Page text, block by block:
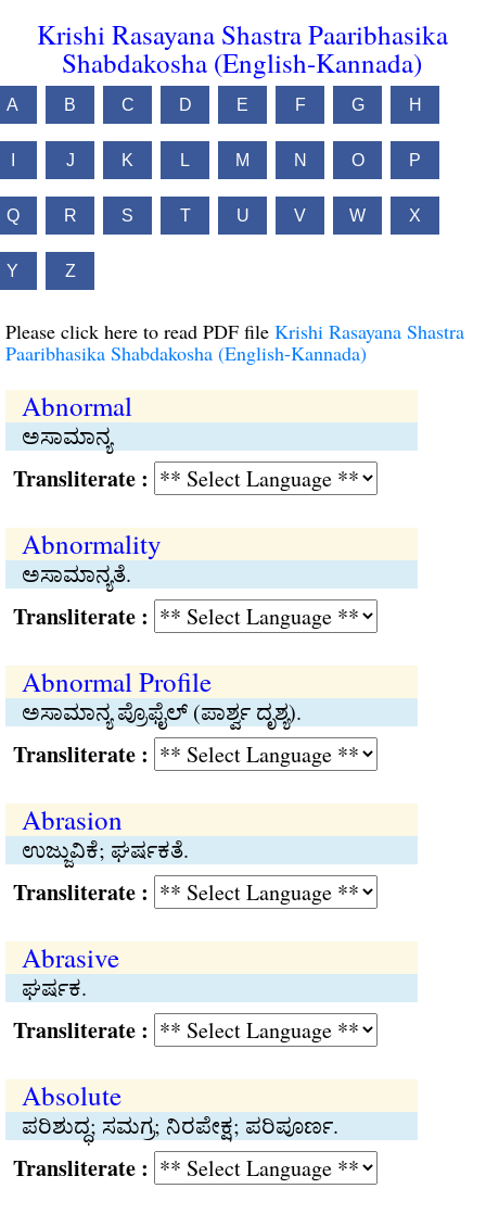
Krishi Rasayana Shastra Paaribhasika
Shabdakosha (English-Kannada)
A B C D E F G H
J K L M N O P
Q R S T U V W X
Y Z
Please click here to read PDF file Krishi Rasayana Shastra
Paaribhasika Shabdakosha (English-Kannada)
Abnormal
ಅಸಾಮಾನ್ಯ
:
Abnormality
ಅಸಾಮಾನ್ಯತೆ.
:
Abnormal Profile
ಅಸಾಮಾನ್ಯ ಪ್ರೊಫೈಲ್ (ಪಾರ್ಶ್ವ ದೃಶ್ಯ).
:
Abrasion
ಉಜ್ಜುವಿಕೆ; ಘರ್ಷಕತೆ.
:
Abrasive
ಘರ್ಷಕ.
:
Absolute
ಪರಿಶುದ್ಧ; ಸಮಗ್ರ; ನಿರಪೇಕ್ಷ; ಪರಿಪೂರ್ಣ.
: